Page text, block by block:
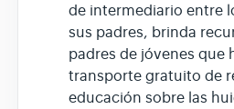
de intermediario entre
sus padres, brinda
padres de jóvenes que
transporte gratuito de
educación sobre las